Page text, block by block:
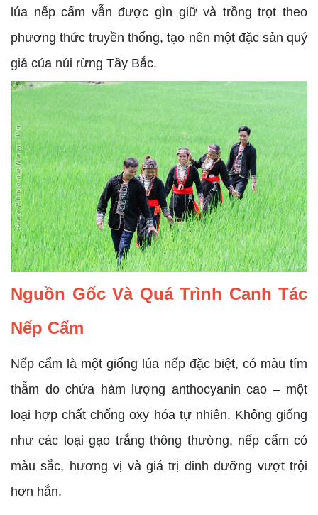
lúa nếp cẩm vẫn được gìn giữ và trồng trọt theo
phương thức truyền thống, tạo nên một đặc sản quý
giá của núi rừng Tây Bắc.
Nguồn Gốc Và Quá Trình Canh Tác
Nếp Cẩm
Nếp cẩm là một giống lúa nếp đặc biệt, có màu tím
thẫm do chứa hàm lượng anthocyanin cao – một
loại hợp chất chống oxy hóa tự nhiên. Không giống
như các loại gạo trắng thông thường, nếp cẩm có
màu sắc, hương vị và giá trị dinh dưỡng vượt trội
hơn hẳn.